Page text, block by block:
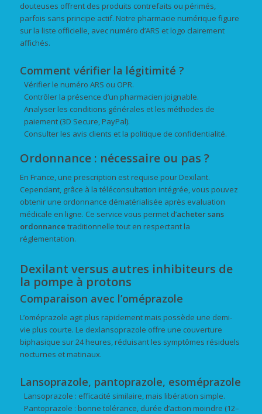
douteuses offrent des produits contrefaits ou périmés,
parfois sans principe actif. Notre pharmacie numérique figure
sur la liste officielle, avec numéro d’ARS et logo clairement
affichés.
Comment vérifier la légitimité ?
Vérifier le numéro ARS ou OPR.
Contrôler la présence d’un pharmacien joignable.
Analyser les conditions générales et les méthodes de
paiement (3D Secure, PayPal).
Consulter les avis clients et la politique de confidentialité.
Ordonnance : nécessaire ou pas ?
En France, une prescription est requise pour Dexilant.
Cependant, grâce à la téléconsultation intégrée, vous pouvez
obtenir une ordonnance dématérialisée après evaluation
médicale en ligne. Ce service vous permet d’achetersans
ordonnance traditionnelle tout en respectant la
réglementation.
Dexilant versus autres inhibiteurs de
la pompe à protons
Comparaison avec l’oméprazole
L’oméprazole agit plus rapidement mais possède une demi-
vie plus courte. Le dexlansoprazole offre une couverture
biphasique sur 24 heures, réduisant les symptômes résiduels
nocturnes et matinaux.
Lansoprazole, pantoprazole, esoméprazole
Lansoprazole : efficacité similaire, mais libération simple.
Pantoprazole : bonne tolérance, durée d’action moindre (12–